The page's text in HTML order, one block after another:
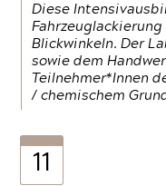
Diese
Blickwinkeln. Der
sowie dem
Teilnehmer*Innen
/ chemischem
11